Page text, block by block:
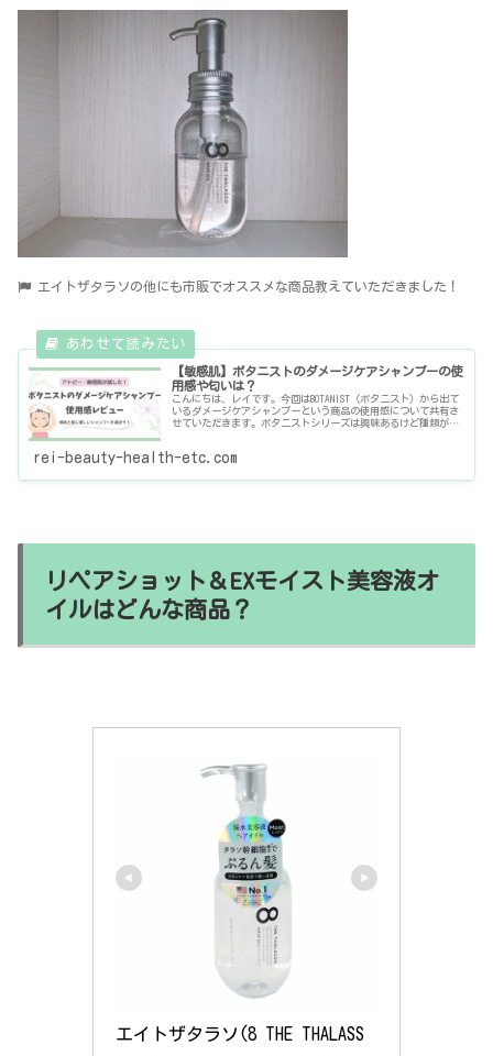
エイトザタラソの他にも市販でオススメな商品教えていただきました！
【敏感肌】ボタニストのダメージケアシャンプーの使
用感や匂いは？
こんにちは、レイです。今回はBOTANIST（ボタニスト）から出て
いるダメージケアシャンプーという商品の使用感について共有さ
せていただきます。ボタニストシリーズは興味あるけど種類が多
rei-beauty-health-etc.com
リペアショット＆EXモイスト美容液オ
イルはどんな商品？
エイトザタラソ(8 THE THALASS